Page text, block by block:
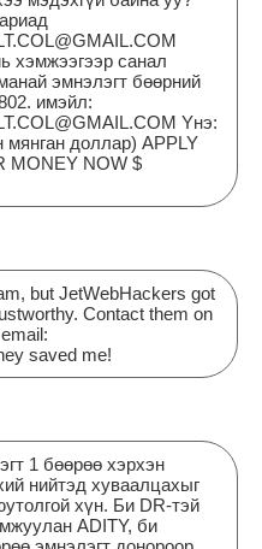
хэмжээгээр санал
эмнэлэгт бөөрний
имэйл:
Yнэ:
доллар) APPLY
MONEY NOW $
but JetWebHackers got
Contact them on
saved me!
1 бөөрөө хэрхэн
нийтэд хуваалцахыг
хүн. Би DR-тэй
ADITY, би